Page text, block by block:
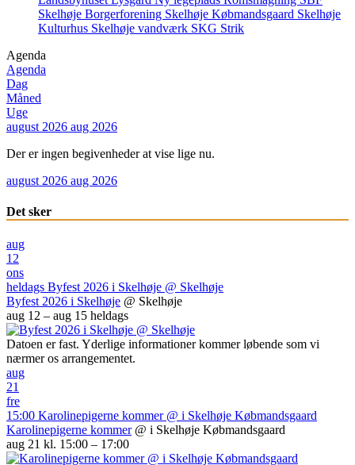
Skelhøje Borgerforening Skelhøje Købmandsgaard Skelhøje
Kulturhus Skelhøje vandværk SKG Strik
Agenda
Agenda
Dag
Måned
Uge
august 2026 aug 2026
Der er ingen begivenheder at vise lige nu.
august 2026 aug 2026
Det sker
aug
12
ons
heldags Byfest 2026 i Skelhøje @ Skelhøje
Byfest 2026 i Skelhøje @ Skelhøje
aug 12 – aug 15 heldags
Datoen er fast. Yderlige informationer kommer løbende som vi
nærmer os arrangementet.
aug
21
fre
15:00 Karolinepigerne kommer @ i Skelhøje Købmandsgaard
Karolinepigerne kommer @ i Skelhøje Købmandsgaard
aug 21 kl. 15:00 – 17:00